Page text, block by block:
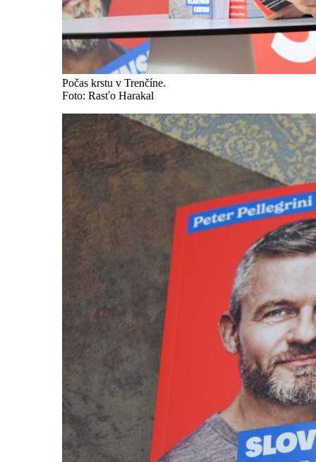
Počas krstu v Trenčíne.
Foto: Rasťo Harakal